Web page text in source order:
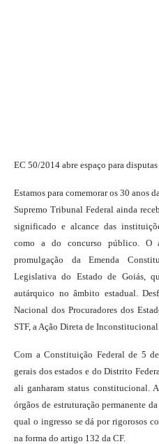
EC 50/2014 abre espaço para
Estamos para comemorar os 30 anos
Supremo Tribunal Federal ainda
significado e alcance das
como a do concurso público. O
promulgação da Emenda
Legislativa do Estado de Goiás,
autárquico no âmbito estadual.
Nacional dos Procuradores dos
STF, a Ação Direta de
Com a Constituição Federal de 5
gerais dos estados e do Distrito
ali ganharam status constitucional.
órgãos de estruturação permanente
qual o ingresso se dá por rigorosos
na forma do artigo 132 da CF.